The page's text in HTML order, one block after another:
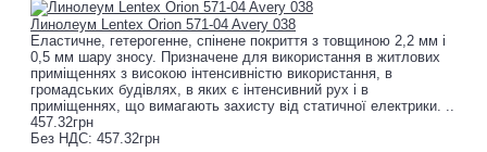
Линолеум Lentex Orion 571-04 Avery 038
Еластичне, гетерогенне, спінене покриття з товщиною 2,2 мм і
0,5 мм шару зносу. Призначене для використання в житлових
приміщеннях з високою інтенсивністю використання, в
громадських будівлях, в яких є інтенсивний рух і в
приміщеннях, що вимагають захисту від статичної електрики. ..
457.32грн
Без НДС: 457.32грн